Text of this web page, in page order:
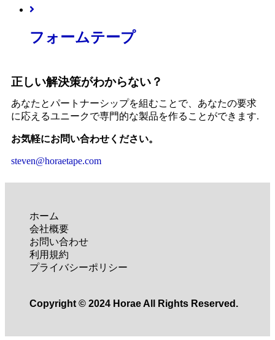
フォームテープ
正しい解決策がわからない？
あなたとパートナーシップを組むことで、あなたの要求
に応えるユニークで専門的な製品を作ることができます.
お気軽にお問い合わせください。
steven@horaetape.com
ホーム
会社概要
お問い合わせ
利用規約
プライバシーポリシー
Copyright © 2024 Horae All Rights Reserved.